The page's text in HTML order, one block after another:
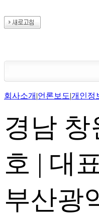
회사소개 |언론보도|개인정
경남 창
호 | 대
부산광